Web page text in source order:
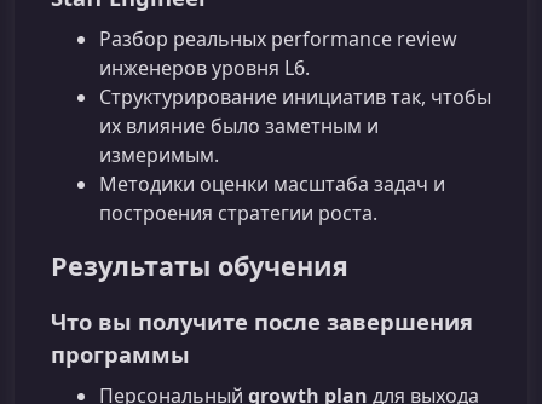
Разбор реальных performance review
инженеров уровня L6.
Структурирование инициатив так, чтобы
их влияние было заметным и
измеримым.
Методики оценки масштаба задач и
построения стратегии роста.
Результаты обучения
Что вы получите после завершения
программы
Персональный growth plan для выхода